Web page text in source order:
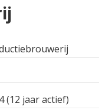
(12 jaar actief)